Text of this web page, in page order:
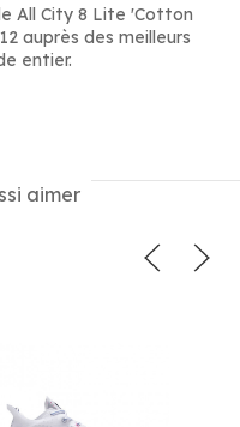
All City 8 Lite 'Cotton
auprès des meilleurs
entier.
aimer